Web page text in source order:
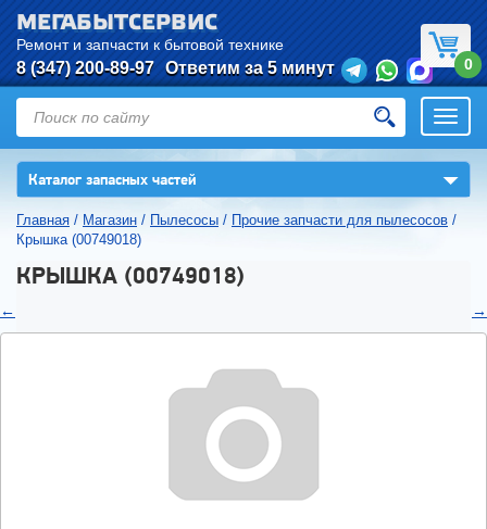
МЕГАБЫТСЕРВИС
Ремонт и запчасти к бытовой технике
8 (347) 200-89-97 Ответим за 5 минут 0
Каталог запасных частей ▼
Главная / Магазин / Пылесосы / Прочие запчасти для пылесосов /
Крышка (00749018)
КРЫШКА (00749018)
← →